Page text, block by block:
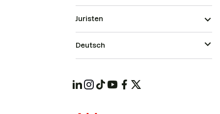
Juristen
Deutsch